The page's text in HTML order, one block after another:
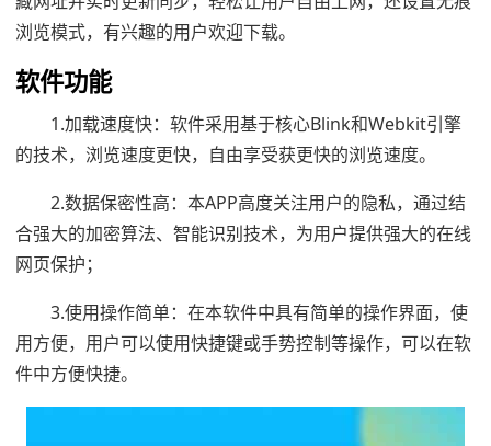
浏览模式，有兴趣的用户欢迎下载。
软件功能
1.加载速度快：软件采用基于核心Blink和Webkit引擎
的技术，浏览速度更快，自由享受获更快的浏览速度。
2.数据保密性高：本APP高度关注用户的隐私，通过结
合强大的加密算法、智能识别技术，为用户提供强大的在线
网页保护；
3.使用操作简单：在本软件中具有简单的操作界面，使
用方便，用户可以使用快捷键或手势控制等操作，可以在软
件中方便快捷。